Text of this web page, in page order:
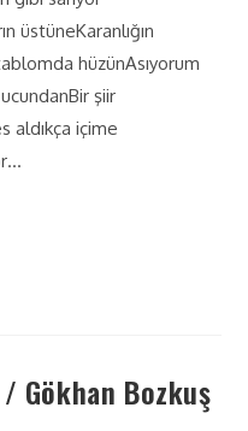
üstüneKaranlığın
hüzünAsıyorum
şiir
aldıkça içime
Gökhan Bozkuş